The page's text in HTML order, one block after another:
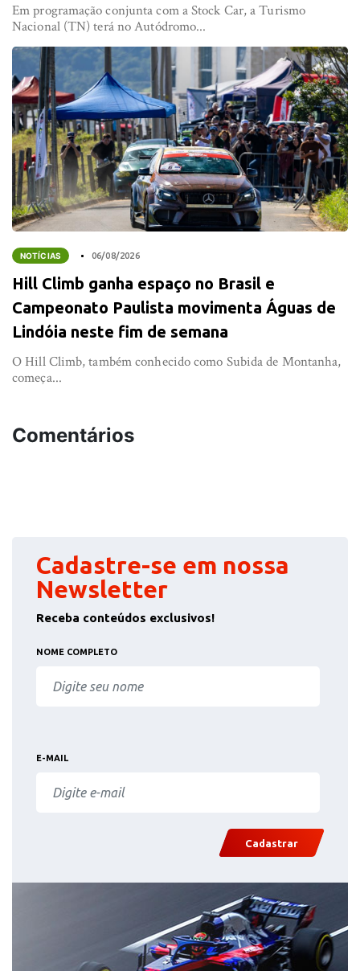
Em programação conjunta com a Stock Car, a Turismo
Nacional (TN) terá no Autódromo...
NOTÍCIAS 06/08/2026
Hill Climb ganha espaço no Brasil e
Campeonato Paulista movimenta Águas de
Lindóia neste fim de semana
O Hill Climb, também conhecido como Subida de Montanha,
começa...
Comentários
Cadastre-se em nossa
Newsletter
Receba conteúdos exclusivos!
NOME COMPLETO
E-MAIL
Cadastrar